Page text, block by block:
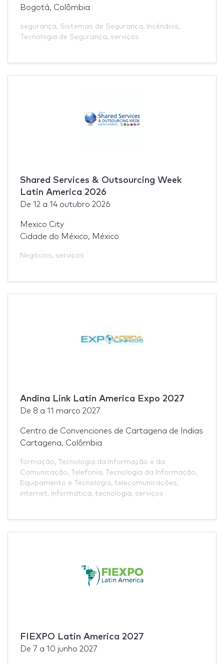
Bogotá, Colômbia
segurança, Sistemas de Segurança, Incêndios,
Tecnologia de Segurança, serviços
Shared Services & Outsourcing Week
Latin America 2026
De 12 a 14 outubro 2026
Mexico City
Cidade do México, México
Negócios, serviços
Andina Link Latin America Expo 2027
De 8 a 11 março 2027
Centro de Convenciones de Cartagena de Indias
Cartagena, Colômbia
formação, Tecnologia da Informação e da
Comunicação, Telefonia, Tecnologia da Informação,
Equipamento e Tecnologia, telecomunicações,
internet, informática, tecnologia, serviços
FIEXPO Latin America 2027
De 7 a 10 junho 2027